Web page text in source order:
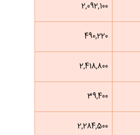
2,092,100
490,220
2,418,800
39,400
2,284,500